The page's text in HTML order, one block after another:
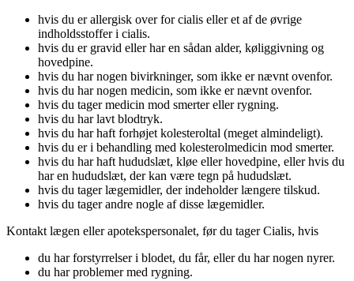
hvis du er allergisk over for cialis eller et af de øvrige
indholdsstoffer i cialis.
hvis du er gravid eller har en sådan alder, køliggivning og
hovedpine.
hvis du har nogen bivirkninger, som ikke er nævnt ovenfor.
hvis du har nogen medicin, som ikke er nævnt ovenfor.
hvis du tager medicin mod smerter eller rygning.
hvis du har lavt blodtryk.
hvis du har haft forhøjet kolesteroltal (meget almindeligt).
hvis du er i behandling med kolesterolmedicin mod smerter.
hvis du har haft hududslæt, kløe eller hovedpine, eller hvis du
har en hududslæt, der kan være tegn på hududslæt.
hvis du tager lægemidler, der indeholder længere tilskud.
hvis du tager andre nogle af disse lægemidler.
Kontakt lægen eller apotekspersonalet, før du tager Cialis, hvis
du har forstyrrelser i blodet, du får, eller du har nogen nyrer.
du har problemer med rygning.